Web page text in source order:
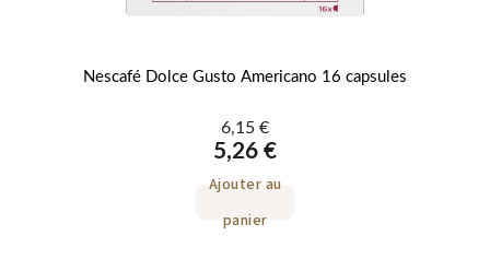
Nescafé Dolce Gusto Americano 16 capsules
6,15 €
5,26 €
Ajouter au
panier